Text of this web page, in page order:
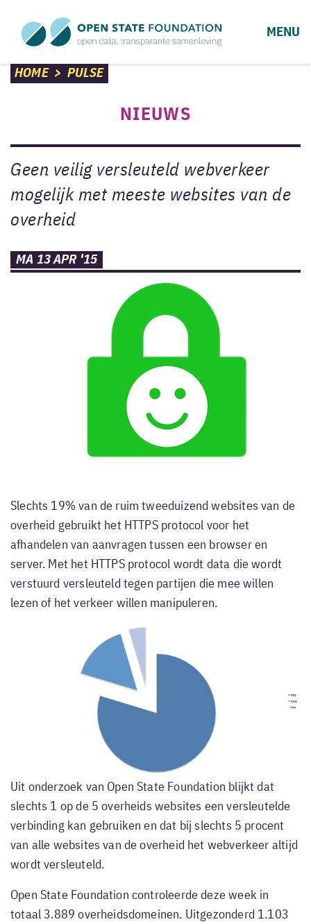
MENU
HOME> PULSE
NIEUWS
Geen veilig versleuteld webverkeer
mogelijk met meeste websites van de
overheid
MA 13 APR '15
Slechts 19% van de ruim tweeduizend websites van de
overheid gebruikt het HTTPS protocol voor het
afhandelen van aanvragen tussen een browser en
server. Met het HTTPS protocol wordt data die wordt
verstuurd versleuteld tegen partijen die mee willen
lezen of het verkeer willen manipuleren.
Uit onderzoek van Open State Foundation blijkt dat
slechts 1 op de 5 overheids websites een versleutelde
verbinding kan gebruiken en dat bij slechts 5 procent
van alle websites van de overheid het webverkeer altijd
wordt versleuteld.
Open State Foundation controleerde deze week in
totaal 3.889 overheidsdomeinen. Uitgezonderd 1.103